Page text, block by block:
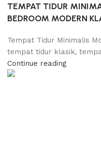
TEMPAT TIDUR
BEDROOM MODERN
Tempat Tidur Minimalis
tempat tidur klasik,
Continue reading